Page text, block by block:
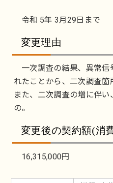
令和 5年 3月29日まで
変更理由
一次調査の結果、異常信
れたことから、二次調査箇
また、二次調査の増に伴
の。
変更後の契約額(消
16,315,000円